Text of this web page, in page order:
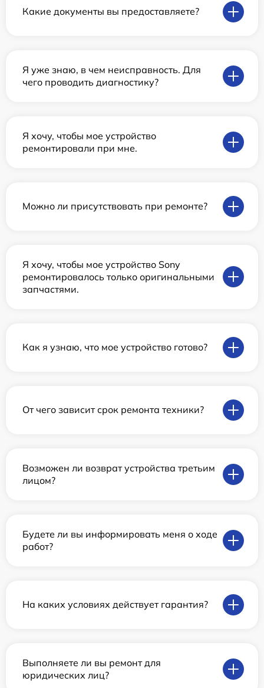
Какие документы вы предоставляете?
Я уже знаю, в чем неисправность. Для
чего проводить диагностику?
Я хочу, чтобы мое устройство
ремонтировали при мне.
Можно ли присутствовать при ремонте?
Я хочу, чтобы мое устройство Sony
ремонтировалось только оригинальными
запчастями.
Как я узнаю, что мое устройство готово?
От чего зависит срок ремонта техники?
Возможен ли возврат устройства третьим
лицом?
Будете ли вы информировать меня о ходе
работ?
На каких условиях действует гарантия?
Выполняете ли вы ремонт для
юридических лиц?